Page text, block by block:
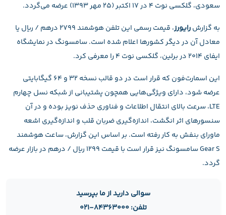
سعودی، گلکسی نوت ۴ در ۱۷ اکتبر (۲۵ مهر ۱۳۹۳) عرضه می‌گردد.
به گزارشرایورز
، قیمت رسمی این تلفن هوشمند ۲۷۹۹ درهم / ریال یا
معادل آن در دیگر کشورها اعلام شده است. سامسونگ در نمایشگاه
ایفای ۲۰۱۴ در برلین، گلکسی نوت ۴ را معرفی کرد.
این اسمارت‌فون که قرار است در دو قالب نسخه ۳۲ و ۶۴ گیگابایتی
عرضه شود، دارای ویژگی‌هایی همچون پشتیبانی از شبکه نسل چهارم
LTE، سرعت بالای انتقال اطلاعات و فناوری حذف نویز بوده و در آن
سنسورهای اثر انگشت، اندازه‌گیری ضربان قلب و اندازه‌گیری اشعه
ماورای بنفش به کار رفته است. بر اساس این گزارش، ساعت هوشمند
Gear S سامسونگ نیز قرار است با قیمت ۱۲۹۹ ریال / درهم در بازار عرضه
گردد.
سوالی دارید از ما بپرسید
تلفن: ۸۴۳۶۳۰۰۰-۰۲۱